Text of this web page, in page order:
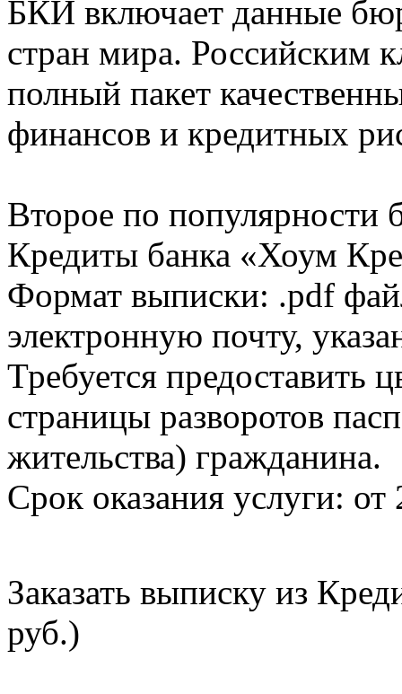
БКИ включает данные
стран мира. Российским
полный пакет
финансов и кредитных
Второе по популярности
Кредиты банка «Хоум
Формат выписки: .pdf
электронную почту,
Требуется предоставить
страницы разворотов
жительства) гражданина.
Срок оказания услуги: от
Заказать выписку из
руб.)